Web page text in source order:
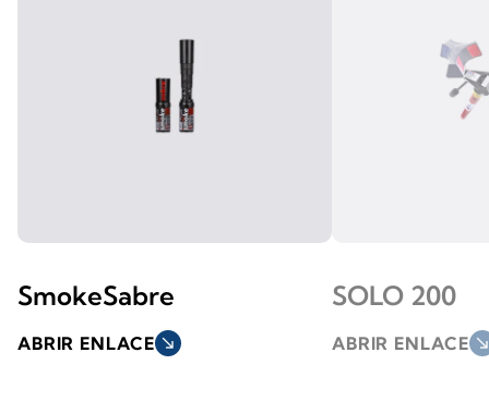
SmokeSabre
ABRIR ENLACE south_east
SOLO 200
ABRIR ENLACE